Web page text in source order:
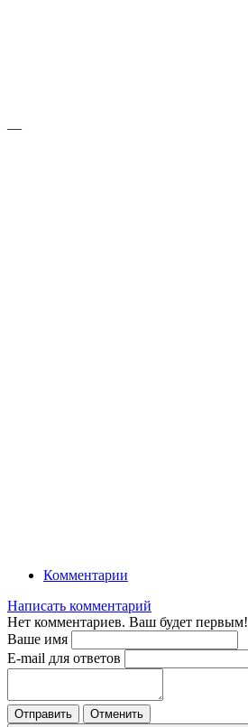
—
Комментарии
Написать комментарий
Нет комментариев. Ваш будет первым!
Ваше имя
E-mail для ответов
Отправить Отменить